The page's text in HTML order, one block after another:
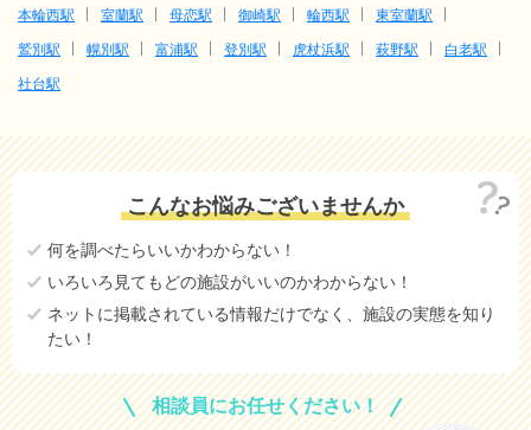
本輪西駅
室蘭駅 母恋駅 御崎駅 輪西駅
東室蘭駅
鷲別駅
幌別駅 富浦駅 登別駅 虎杖浜駅 萩野駅
白老駅
社台駅
こんなお悩みございませんか
何を調べたらいいかわからない！
いろいろ見てもどの施設がいいのかわからない！
ネットに掲載されている情報だけでなく、施設の実態を知り
たい！
相談員にお任せください！